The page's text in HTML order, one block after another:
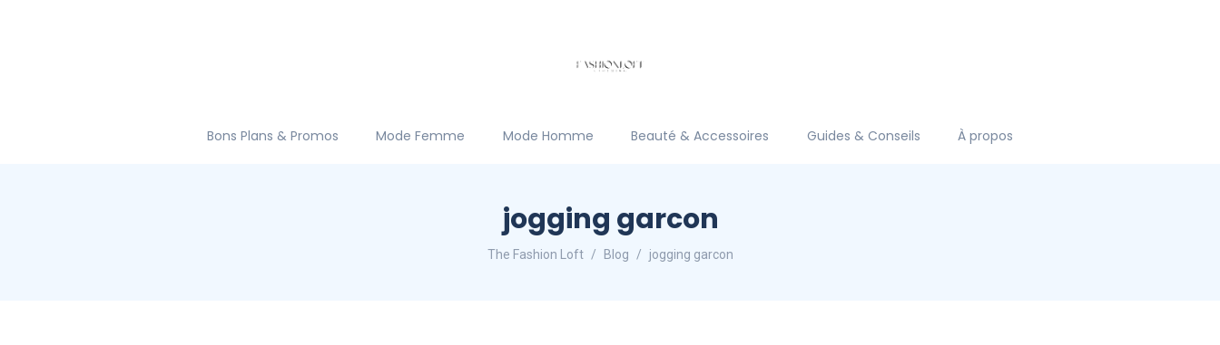
Bons Plans & Promos Mode Femme Mode Homme Beauté & Accessoires Guides & Conseils À propos
jogging garcon
The Fashion Loft Blog jogging garcon